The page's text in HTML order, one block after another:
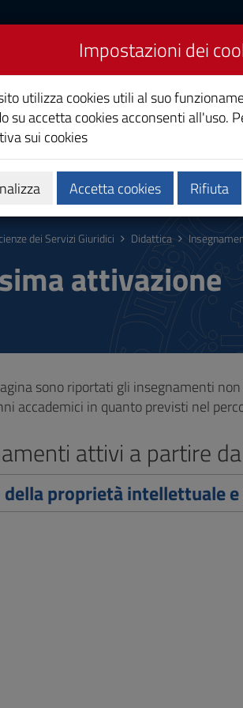
Giuridici
Calendari e orari Qualità e
dei Servizi Giuridici Didattica
attivazione
sono riportati gli insegnamenti
accademici in quanto previsti nel
attivi a partire
proprietà intellettuale e
Impostazioni dei
utilizza cookies utili al suo
su accetta cookies acconsenti all'uso.
sui cookies
Accetta cookies Rifiuta